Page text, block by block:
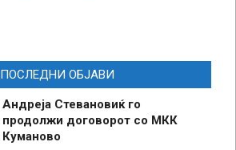
ПОСЛЕДНИ ОБЈАВИ
Андреја Стевановиќ го
продолжи договорот со МКК
Куманово